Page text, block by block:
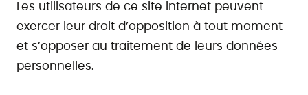
Les utilisateurs de ce site internet peuvent
exercer leur droit d’opposition à tout moment
et s’opposer au traitement de leurs données
personnelles.